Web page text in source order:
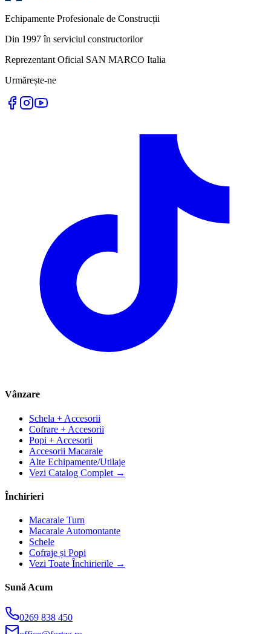
Echipamente Profesionale de Construcții
Din 1997 în serviciul constructorilor
Reprezentant Oficial SAN MARCO Italia
Urmărește-ne
Vânzare
Schela + Accesorii
Cofrare + Accesorii
Popi + Accesorii
Accesorii Macarale
Alte Echipamente/Utilaje
Vezi Catalog Complet →
Închirieri
Macarale Turn
Macarale Automontante
Schele
Cofraje și Popi
Vezi Toate Închirierile →
Sună Acum
0269 838 450